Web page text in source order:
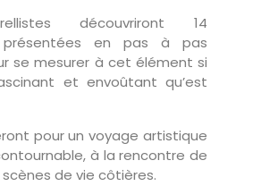
découvriront 14
présentées en pas à pas
se mesurer à cet élément si
et envoûtant qu’est
pour un voyage artistique
à la rencontre de
de vie côtières.